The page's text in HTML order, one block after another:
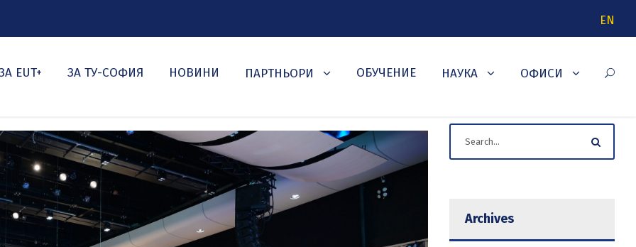
EN
EUT+ ЗА ТУ-СОФИЯ НОВИНИ ПАРТНЬОРИ ОБУЧЕНИЕ НАУКА ОФИСИ
Archives